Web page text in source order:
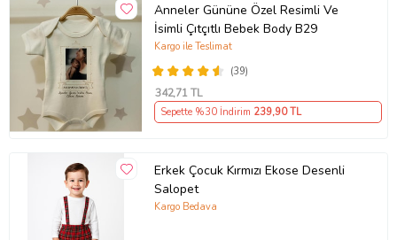
Anneler Gününe Özel Resimli Ve
İsimli Çıtçıtlı Bebek Body B29
(39)
Kargo ile Teslimat
342,71 TL
Sepette %30 İndirim 239,90 TL
Erkek Çocuk Kırmızı Ekose Desenli
Salopet
Kargo Bedava